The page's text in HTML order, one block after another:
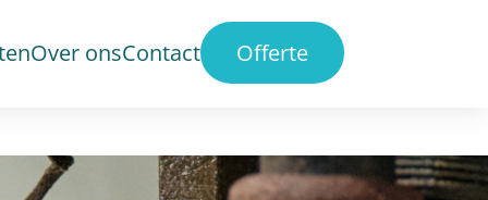
Over onsContact Offerte